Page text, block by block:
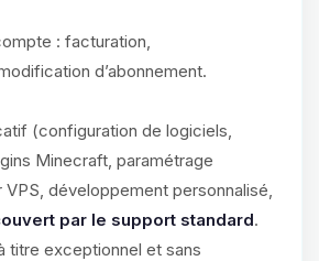
: facturation,
d’abonnement.
(configuration de logiciels,
Minecraft, paramétrage
VPS, développement personnalisé,
par le support standard.
titre exceptionnel et sans